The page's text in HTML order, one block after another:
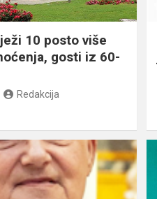
10 posto više
gosti iz 60-
Redakcija